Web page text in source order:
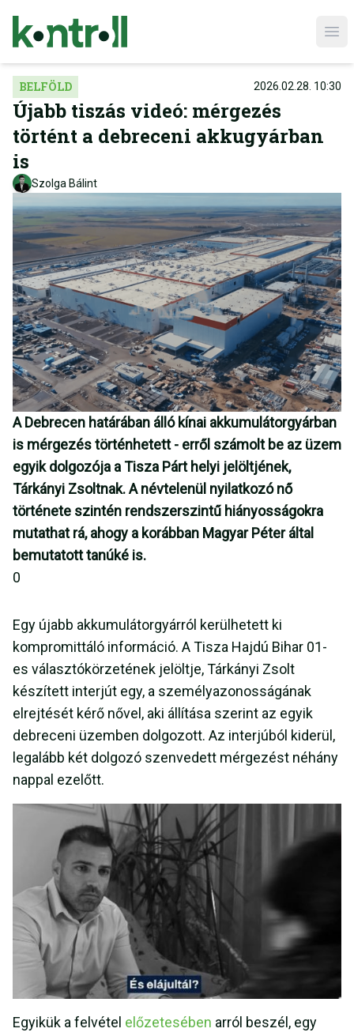
BELFÖLD 2026.02.28. 10:30
Újabb tiszás videó: mérgezés
történt a debreceni akkugyárban
is
Szolga Bálint
A Debrecen határában álló kínai akkumulátorgyárban
is mérgezés történhetett - erről számolt be az üzem
egyik dolgozója a Tisza Párt helyi jelöltjének,
Tárkányi Zsoltnak. A névtelenül nyilatkozó nő
története szintén rendszerszintű hiányosságokra
mutathat rá, ahogy a korábban Magyar Péter által
bemutatott tanúké is.
0
Egy újabb akkumulátorgyárról kerülhetett ki
kompromittáló információ. A Tisza Hajdú Bihar 01-
es választókörzetének jelöltje, Tárkányi Zsolt
készített interjút egy, a személyazonosságának
elrejtését kérő nővel, aki állítása szerint az egyik
debreceni üzemben dolgozott. Az interjúból kiderül,
legalább két dolgozó szenvedett mérgezést néhány
nappal ezelőtt.
Egyikük a felvétel előzetesében arról beszél, egy